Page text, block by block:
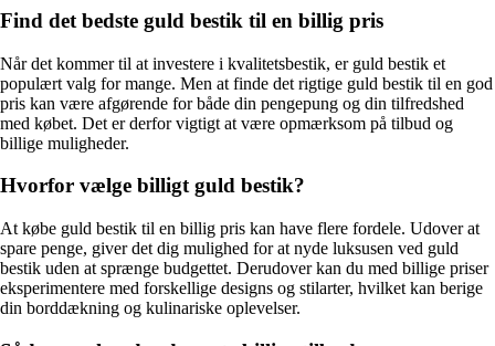
Find det bedste guld bestik til en billig pris
Når det kommer til at investere i kvalitetsbestik, er guld bestik et
populært valg for mange. Men at finde det rigtige guld bestik til en god
pris kan være afgørende for både din pengepung og din tilfredshed
med købet. Det er derfor vigtigt at være opmærksom på tilbud og
billige muligheder.
Hvorfor vælge billigt guld bestik?
At købe guld bestik til en billig pris kan have flere fordele. Udover at
spare penge, giver det dig mulighed for at nyde luksusen ved guld
bestik uden at sprænge budgettet. Derudover kan du med billige priser
eksperimentere med forskellige designs og stilarter, hvilket kan berige
din borddækning og kulinariske oplevelser.